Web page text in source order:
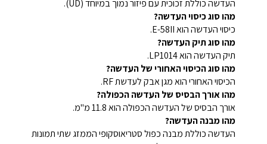
העדשה כוללת זכוכית עם פיזור נמוך במיוחד (UD).
מהו סוג כיסוי העדשה?
כיסוי העדשה הוא E-58II.
מהו סוג תיק העדשה?
תיק העדשה הוא LP1014.
מהו סוג הכיסוי האחורי של העדשה?
הכיסוי האחורי הוא מגן אבק לעדשת RF.
מהו אורך הבסיס של העדשה הכפולה?
אורך הבסיס של העדשה הכפולה הוא 11.8 מ"מ.
מהו מבנה העדשה?
העדשה כוללת מבנה כפול סטריאוסקופי הממזג שתי תמונות